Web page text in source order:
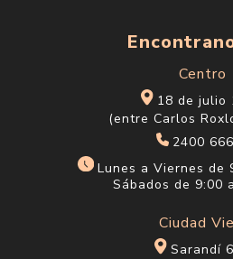
Centro
18 de julio
(entre Carlos
2400
Lunes a Viernes de
Sábados de 9:00
Ciudad
Sarandí